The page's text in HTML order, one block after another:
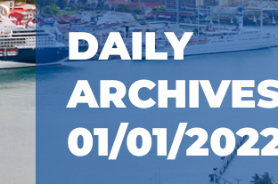
DAILY
01/01/